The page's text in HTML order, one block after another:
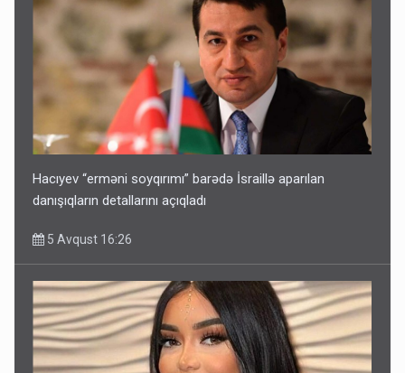
Hacıyev “erməni soyqırımı” barədə İsraillə aparılan
danışıqların detallarını açıqladı
5 Avqust 16:26